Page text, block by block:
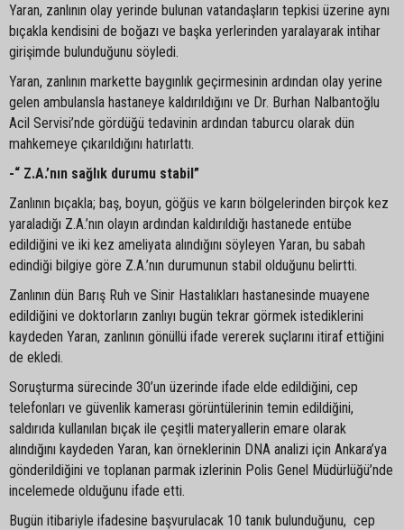
Yaran, zanlının olay yerinde bulunan vatandaşların tepkisi üzerine aynı
bıçakla kendisini de boğazı ve başka yerlerinden yaralayarak intihar
girişimde bulunduğunu söyledi.
Yaran, zanlının markette baygınlık geçirmesinin ardından olay yerine
gelen ambulansla hastaneye kaldırıldığını ve Dr. Burhan Nalbantoğlu
Acil Servisi’nde gördüğü tedavinin ardından taburcu olarak dün
mahkemeye çıkarıldığını hatırlattı.
-“ Z.A.’nın sağlık durumu stabil”
Zanlının bıçakla; baş, boyun, göğüs ve karın bölgelerinden birçok kez
yaraladığı Z.A.’nın olayın ardından kaldırıldığı hastanede entübe
edildiğini ve iki kez ameliyata alındığını söyleyen Yaran, bu sabah
edindiği bilgiye göre Z.A.’nın durumunun stabil olduğunu belirtti.
Zanlının dün Barış Ruh ve Sinir Hastalıkları hastanesinde muayene
edildiğini ve doktorların zanlıyı bugün tekrar görmek istediklerini
kaydeden Yaran, zanlının gönüllü ifade vererek suçlarını itiraf ettiğini
de ekledi.
Soruşturma sürecinde 30’un üzerinde ifade elde edildiğini, cep
telefonları ve güvenlik kamerası görüntülerinin temin edildiğini,
saldırıda kullanılan bıçak ile çeşitli materyallerin emare olarak
alındığını kaydeden Yaran, kan örneklerinin DNA analizi için Ankara’ya
gönderildiğini ve toplanan parmak izlerinin Polis Genel Müdürlüğü’nde
incelemede olduğunu ifade etti.
Bugün itibariyle ifadesine başvurulacak 10 tanık bulunduğunu, cep